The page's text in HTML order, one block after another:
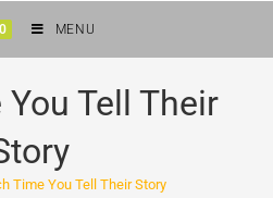
0 MENU
Tell Their
Time You Tell Their Story